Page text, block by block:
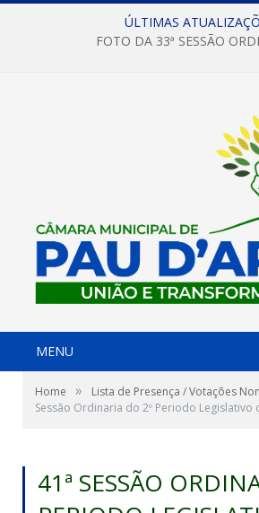
ÚLTIMAS
FOTO DA 33ª SESSÃO
MENU
Home » Lista de Presença / Votações
Sessão Ordinaria do 2º Periodo Legislativo
41ª SESSÃO